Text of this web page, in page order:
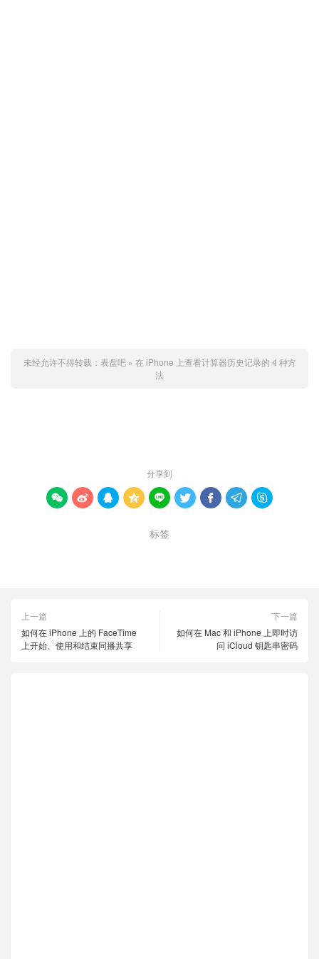
未经允许不得转载： 表盘吧» 在 iPhone 上查看计算器历史记录的 4 种方
法
分享到
        
标签
上一篇
如何在 iPhone 上的 FaceTime
上开始、使用和结束同播共享
下一篇
如何在 Mac 和 iPhone 上即时访
问 iCloud 钥匙串密码